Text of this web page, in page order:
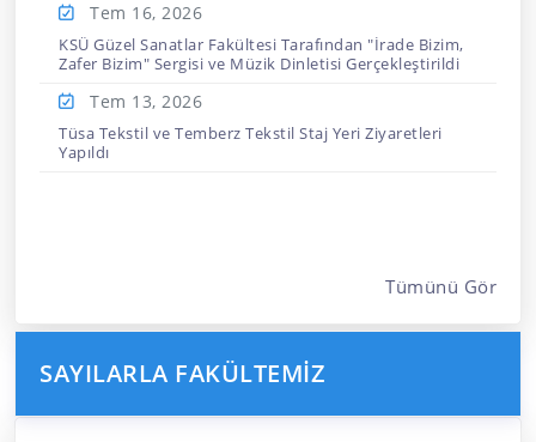
Tem 16, 2026
KSÜ Güzel Sanatlar Fakültesi Tarafından "İrade Bizim,
Zafer Bizim" Sergisi ve Müzik Dinletisi Gerçekleştirildi
Tem 13, 2026
Tüsa Tekstil ve Temberz Tekstil Staj Yeri Ziyaretleri
Yapıldı
Tümünü Gör
SAYILARLA FAKÜLTEMIZ